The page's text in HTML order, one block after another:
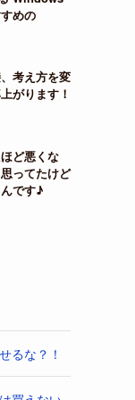
めの
考え方を変
がります！
ど悪くな
ってたけど
です♪
るな？！